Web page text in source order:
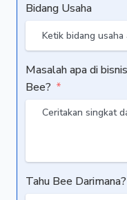
Bidang Usaha
Masalah apa di
Bee?
Tahu Bee Darimana?